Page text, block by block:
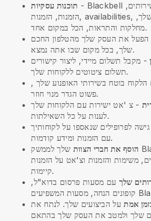
תוכנות עסקיות - Blackbell מאפשר לך לנהל שירותים,
הזמנות, הזמנות, availabilities, צוות העסק שלך,
מחלקות והתראות, הכל במקום אחד.
את העסק שלך מהטלפון החכם
שלך, בכל מקום שבו אתה נמצא.
- מקבל תשלום מיידי, ליצור קישורים
תשלום ציטוטים ללקוחות שלך.
בוטח בשירותי האופנוע שלך,
פשוט הגדר מנוי חוזר.
- צ 'אט ישירות עם הלקוחות שלך
לענות על כל השאילתות.
לפרופילים שנאספו על לקוחותיך
עם הזמנות ומידע קודמות.
הוסף את חברי הצוות שלך לממשק Blackbell שלך,
משימות והזמנות וצ'אט על הזמנות
קיימות.
שלך עם מסעות פרסום בדוא"ל,
אמתעל הביצועים שלך. לנתח את